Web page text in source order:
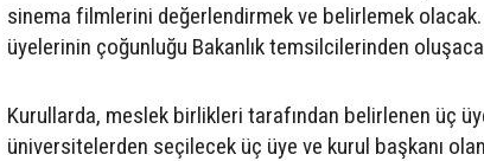
sinema filmlerini değerlendirmek ve belirlemek olacak.
üyelerinin çoğunluğu Bakanlık temsilcilerinden
Kurullarda, meslek birlikleri tarafından belirlenen üç
üniversitelerden seçilecek üç üye ve kurul başkanı